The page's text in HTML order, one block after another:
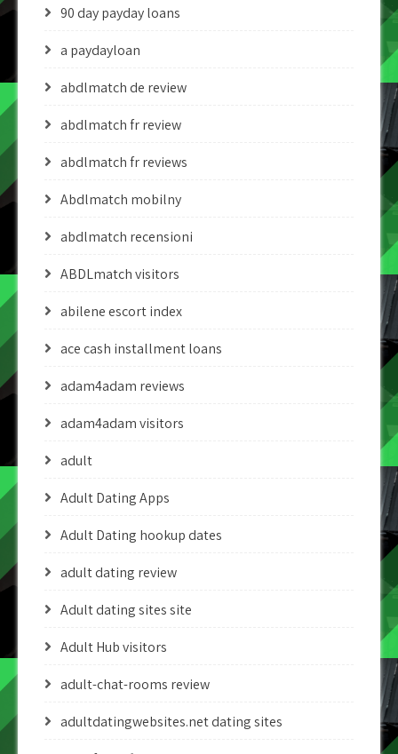
90 day payday loans
a paydayloan
abdlmatch de review
abdlmatch fr review
abdlmatch fr reviews
Abdlmatch mobilny
abdlmatch recensioni
ABDLmatch visitors
abilene escort index
ace cash installment loans
adam4adam reviews
adam4adam visitors
adult
Adult Dating Apps
Adult Dating hookup dates
adult dating review
Adult dating sites site
Adult Hub visitors
adult-chat-rooms review
adultdatingwebsites.net dating sites